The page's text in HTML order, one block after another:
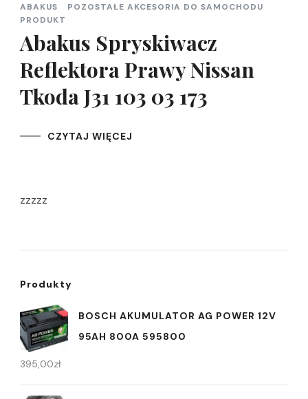
ABAKUS
POZOSTAŁE AKCESORIA DO SAMOCHODU
PRODUKT
Abakus Spryskiwacz
Reflektora Prawy Nissan
Tkoda J31 103 03 173
CZYTAJ WIĘCEJ
zzzzz
Produkty
BOSCH AKUMULATOR AG POWER 12V
95AH 800A 595800
395,00zł